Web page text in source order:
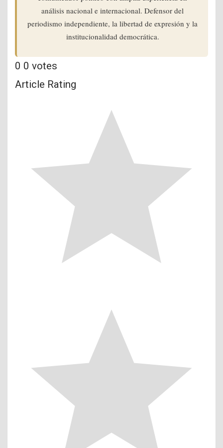
análisis nacional e internacional. Defensor del
periodismo independiente, la libertad de expresión y la
institucionalidad democrática.
0 0 votes
Article Rating